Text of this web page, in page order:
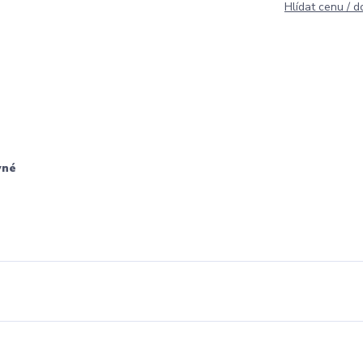
Hlídat cenu /